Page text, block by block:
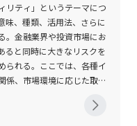
リティ」というテーマにつ
味、種類、活用法、さらに
。金融業界や投資市場にお
ると同時に大きなリスクを
られる。ここでは、各種イ
係、市場環境に応じた取引
引環境で不可欠となる情